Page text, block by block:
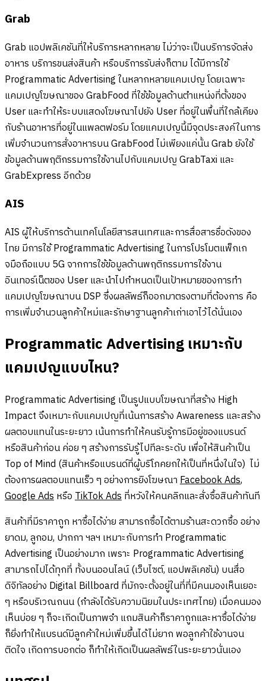
Grab
Grab แอปพลิเคชันที่ให้บริการหลากหลาย ไม่ว่าจะเป็นบริการจัดส่ง
อาหาร บริการขนส่งสินค้า หรือบริการรับส่งก็ตาม ได้มีการใช้
Programmatic Advertising ในหลากหลายแคมเปญ โดยเฉพาะ
แคมเปญโฆษณาของ GrabFood ที่ใช้ข้อมูลด้านตำแหน่งที่ตั้งของ
User และทำให้ระบบแสดงโฆษณาไปยัง User ที่อยู่ในพื้นที่ใกล้เคียง
กับร้านอาหารที่อยู่ในแพลตฟอร์ม โดยแคมเปญนี้มีจุดประสงค์ในการ
เพิ่มจำนวนการสั่งอาหารบน GrabFood ไม่เพียงแค่นั้น Grab ยังใช้
ข้อมูลด้านพฤติกรรมการใช้งานไปกับแคมเปญ GrabTaxi และ
GrabExpress อีกด้วย
AIS
AIS ผู้ให้บริการด้านเทคโนโลยีสารสนเทศและการสื่อสารชื่อดังของ
ไทย มีการใช้ Programmatic Advertising ในการโปรโมตแพ็กเก
จมือถือแบบ 5G จากการใช้ข้อมูลด้านพฤติกรรมการใช้งาน
อินเทอร์เน็ตของ User และนำไปกำหนดเป็นเป้าหมายของการทำ
แคมเปญโฆษณาบน DSP ซึ่งผลลัพธ์ก็ออกมาตรงตามที่ต้องการ คือ
การเพิ่มจำนวนลูกค้าใหม่และรักษาฐานลูกค้าเก่าเอาไว้ได้นั่นเอง
Programmatic Advertising เหมาะกับ
แคมเปญแบบไหน?
Programmatic Advertising เป็นรูปแบบโฆษณาที่สร้าง High
Impact จึงเหมาะกับแคมเปญที่เน้นการสร้าง Awareness และสร้าง
ผลตอบแทนในระยะยาว เน้นการทำให้คนรับรู้การมีอยู่ของแบรนด์
หรือสินค้าก่อน ค่อย ๆ สร้างการรับรู้ไปทีละระดับ เพื่อให้สินค้าเป็น
Top of Mind (สินค้าหรือแบรนด์ที่ผู้บริโภคยกให้เป็นที่หนึ่งในใจ) ไม่
ต้องการผลตอบแทนเร็ว ๆ อย่างการยิงโฆษณาFacebook Ads,
Google AdsหรือTikTok Adsที่หวังให้คนคลิกและสั่งซื้อสินค้าทันที
สินค้าที่มีราคาถูก หาซื้อได้ง่าย สามารถซื้อได้ตามร้านสะดวกซื้อ อย่าง
ยาดม, ลูกอม, ปากกา ฯลฯ เหมาะกับการทำ Programmatic
Advertising เป็นอย่างมาก เพราะ Programmatic Advertising
สามารถไปได้ทุกที่ ทั้งบนออนไลน์ (เว็บไซต์, แอปพลิเคชัน) บนสื่อ
ดิจิทัลอย่าง Digital Billboard ที่มักจะตั้งอยู่ในที่ที่มีคนมองเห็นเยอะ
ๆ หรือบริเวณถนน (กำลังได้รับความนิยมในประเทศไทย) เมื่อคนมอง
เห็นบ่อย ๆ ก็จะเกิดเป็นภาพจำ แถมสินค้าก็ราคาถูกและหาซื้อได้ง่าย
ก็ยิ่งทำให้แบรนด์มีลูกค้าใหม่เพิ่มขึ้นได้ไม่ยาก พอลูกค้าใช้งานจน
ติดใจ เกิดการบอกต่อ ก็ทำให้เกิดเป็นผลลัพธ์ในระยะยาวนั่นเอง